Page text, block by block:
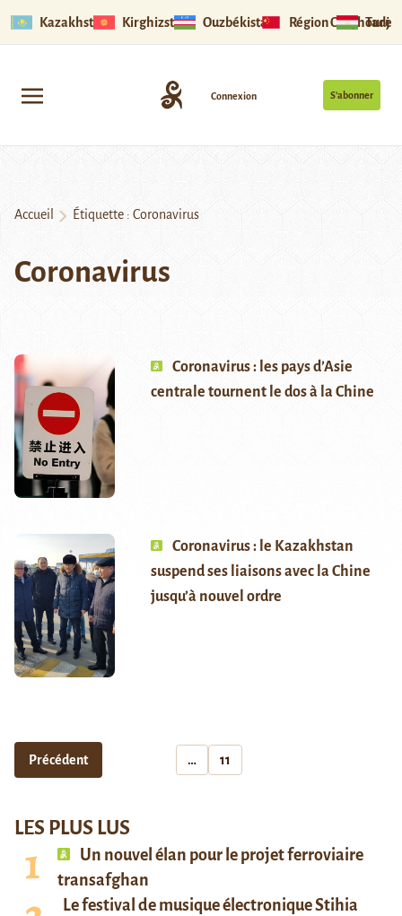
Kazakhstan Kirghizstan Ouzbékistan Région Ouïghoure
S’abonner
Connexion
Accueil Étiquette : Coronavirus
Coronavirus
Coronavirus : les pays d’Asie
centrale tournent le dos à la Chine
Coronavirus : le Kazakhstan
suspend ses liaisons avec la Chine
jusqu’à nouvel ordre
Précédent … 11
LES PLUS LUS
Un nouvel élan pour le projet ferroviaire
transafghan
Le festival de musique électronique Stihia